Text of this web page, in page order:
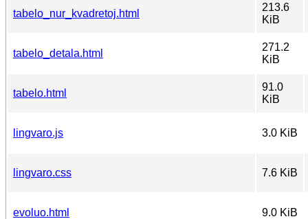
tabelo_nur_kvadretoj.html
213.6
KiB
tabelo_detala.html
271.2
KiB
tabelo.html
91.0
KiB
lingvaro.js 3.0 KiB
lingvaro.css 7.6 KiB
evoluo.html 9.0 KiB